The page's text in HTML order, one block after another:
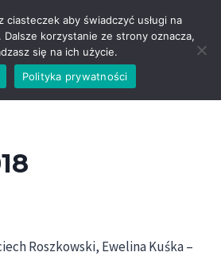
Roszkowski, Ewelina Kuśka –
ciasteczek aby świadczyć usługi na
Dalsze korzystanie ze strony oznacza,
się na ich użycie.
Polityka prywatności